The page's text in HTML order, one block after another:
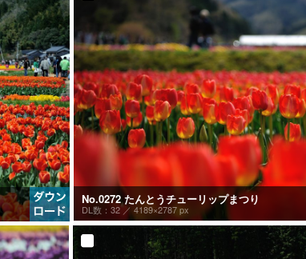
No.0272 たんとうチューリップまつり
DL数：32 ／ 4189×2787 px